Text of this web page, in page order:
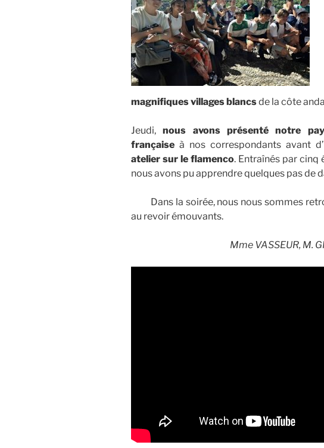
magnifiques villages blancsde la côte
Jeudi,nous avons présenté notre
française à nos correspondants avant
atelier sur le flamenco. Entraînés par cinq
nous avons pu apprendre quelques pas de
Dans la soirée, nous nous sommes
au revoir émouvants.
Mme VASSEUR, M.